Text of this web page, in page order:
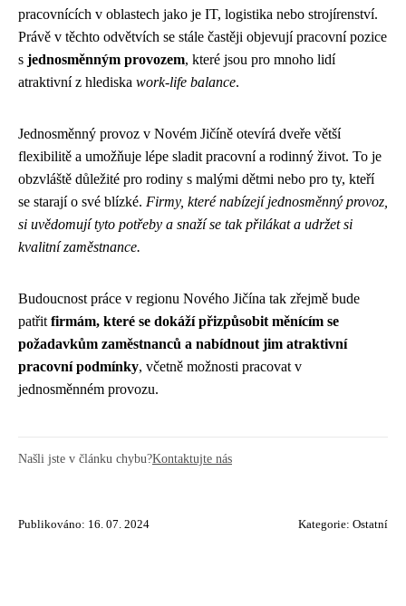
pracovnících v oblastech jako je IT, logistika nebo strojírenství.
Právě v těchto odvětvích se stále častěji objevují pracovní pozice
s jednosměnným provozem, které jsou pro mnoho lidí
atraktivní z hlediska work-life balance.
Jednosměnný provoz v Novém Jičíně otevírá dveře větší
flexibilitě a umožňuje lépe sladit pracovní a rodinný život. To je
obzvláště důležité pro rodiny s malými dětmi nebo pro ty, kteří
se starají o své blízké. Firmy, které nabízejí jednosměnný provoz,
si uvědomují tyto potřeby a snaží se tak přilákat a udržet si
kvalitní zaměstnance.
Budoucnost práce v regionu Nového Jičína tak zřejmě bude
patřit firmám, které se dokáží přizpůsobit měnícím se
požadavkům zaměstnanců a nabídnout jim atraktivní
pracovní podmínky, včetně možnosti pracovat v
jednosměnném provozu.
Našli jste v článku chybu?Kontaktujte nás
Publikováno: 16. 07. 2024 Kategorie: Ostatní